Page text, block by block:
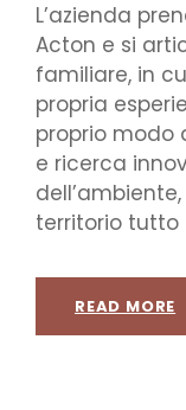
L’azienda
Acton e si
familiare, in
propria
proprio modo
e ricerca
territorio tutto
READ MORE